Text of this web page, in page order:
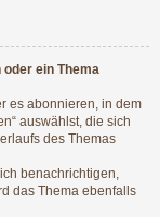
ein Thema
es abonnieren, in dem
auswählst, die sich
des Themas
benachrichtigen,
das Thema ebenfalls